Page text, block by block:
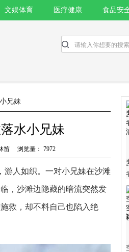
文娱体育 医疗健康 食品安
兄妹
水小兄妹
笛 浏览量： 7972
游人如织。一对小兄妹在沙滩
，沙滩边隐藏的暗流突然发
救，却不料自己也陷入绝